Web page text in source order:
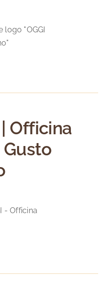
logo "OGGI
Officina
- Officina